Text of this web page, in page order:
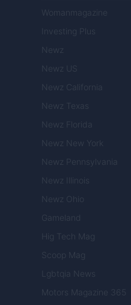
Womanmagazine
Investing Plus
Newz
Newz US
Newz California
Newz Texas
Newz Florida
Newz New York
Newz Pennsylvania
Newz Illinois
Newz Ohio
Gameland
Hig Tech Mag
Scoop Mag
Lgbtqia News
Motors Magazine 365